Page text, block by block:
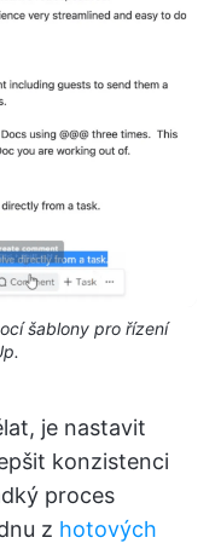
šablony pro řízení
je nastavit
konzistenci
proces
z hotových